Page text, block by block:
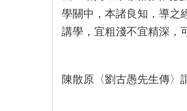
學關中，本諸良知，導之
講學，宜粗淺不宜精深，
陳散原〈劉古愚先生傳〉